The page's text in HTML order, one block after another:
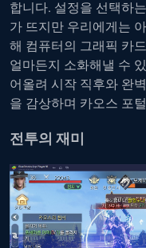
합니다. 설정을 선택하
가 뜨지만 우리에게는
해 컴퓨터의 그래픽 카
얼마든지 소화해낼 수
어올려 시작 직후와 완
을 감상하며 카오스 포
전투의 재미